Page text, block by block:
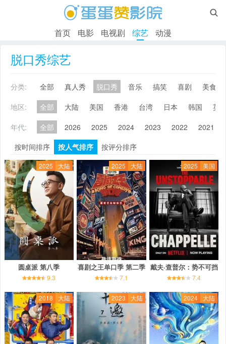

首页 电影 电视剧 综艺 动漫
脱口秀综艺
分类: 全部 真人秀 脱口秀 音乐 搞笑 喜剧
美食
地区:
全部 大陆 美国 香港 台湾 日本 韩国
英
年代:
全部 2026 2025 2024 2023 2022 2021
按时间排序
按人气排序 按评分排序
2025 大陆
圆桌派 第八季
9.3
2025 大陆
喜剧之王单口季 第二季
7.1
2025 美国
戴夫·查普尔：势不可挡
7.4
2018 大陆 2023 大陆 2024 大陆